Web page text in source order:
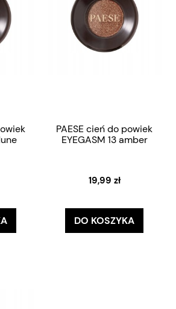
PAESE cień do powiek
EYEGASM 13 amber
19,99 zł
DO KOSZYKA